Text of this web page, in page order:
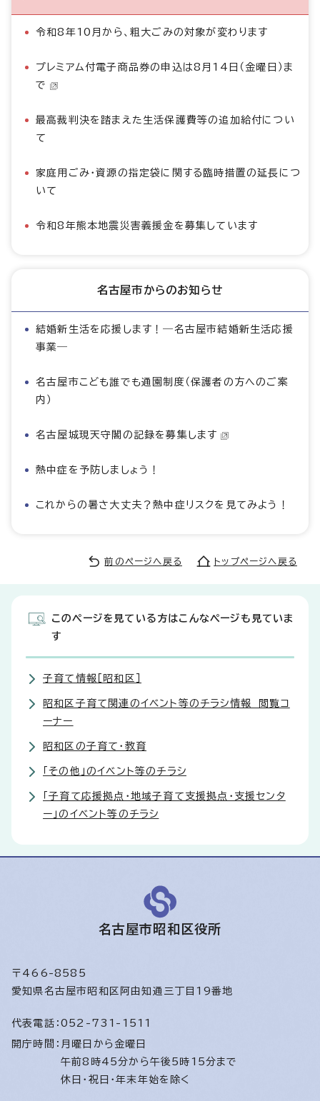
令和8年10月から、粗大ごみの対象が変わります
プレミアム付電子商品券の申込は8月14日（金曜日）ま
で
最高裁判決を踏まえた生活保護費等の追加給付につい
て
家庭用ごみ・資源の指定袋に関する臨時措置の延長につ
いて
令和8年熊本地震災害義援金を募集しています
名古屋市からのお知らせ
結婚新生活を応援します！―名古屋市結婚新生活応援
事業―
名古屋市こども誰でも通園制度（保護者の方へのご案
内）
名古屋城現天守閣の記録を募集します
熱中症を予防しましょう！
これからの暑さ大丈夫？熱中症リスクを見てみよう！
前のページへ戻る トップページへ戻る
このページを見ている方はこんなページも見ていま
す
子育て情報［昭和区］
昭和区子育て関連のイベント等のチラシ情報 閲覧コ
ーナー
昭和区の子育て・教育
「その他」のイベント等のチラシ
「子育て応援拠点・地域子育て支援拠点・支援センタ
ー」のイベント等のチラシ
名古屋市昭和区役所
〒466-8585
愛知県名古屋市昭和区阿由知通三丁目19番地
代表電話： 052-731-1511
開庁時間： 月曜日から金曜日
午前8時45分から午後5時15分まで
休日・祝日・年末年始を除く